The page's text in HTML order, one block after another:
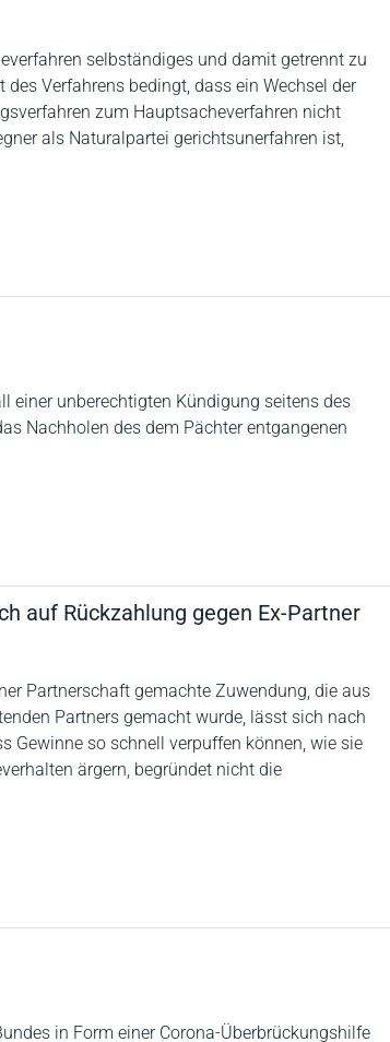
selbständiges und damit getrennt zu
Verfahrens bedingt, dass ein Wechsel der
zum Hauptsacheverfahren nicht
als Naturalpartei gerichtsunerfahren ist,
einer unberechtigten Kündigung seitens des
Nachholen des dem Pächter entgangenen
auf Rückzahlung gegen Ex-Partner
Partnerschaft gemachte Zuwendung, die aus
Partners gemacht wurde, lässt sich nach
Gewinne so schnell verpuffen können, wie sie
ärgern, begründet nicht die
in Form einer Corona-Überbrückungshilfe